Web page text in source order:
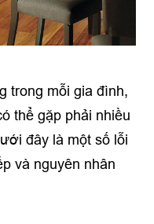
trong mỗi gia đình,
thể gặp phải nhiều
đây là một số lỗi
và nguyên nhân